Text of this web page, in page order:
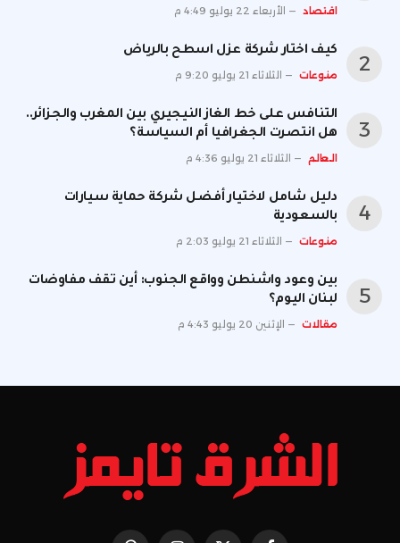
اقتصاد الأربعاء 22 يوليو 4:49 م
كيف اختار شركة عزل اسطح بالرياض
منوعات الثلاثاء 21 يوليو 9:20 م
التنافس على خط الغاز النيجيري بين المغرب والجزائر..
هل انتصرت الجغرافيا أم السياسة؟
العالم الثلاثاء 21 يوليو 4:36 م
دليل شامل لاختيار أفضل شركة حماية سيارات
بالسعودية
منوعات الثلاثاء 21 يوليو 2:03 م
بين وعود واشنطن وواقع الجنوب: أين تقف مفاوضات
لبنان اليوم؟
مقالات الإثنين 20 يوليو 4:43 م